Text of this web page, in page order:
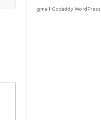
gmail Godaddy WordPress